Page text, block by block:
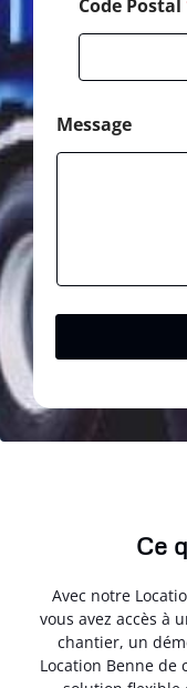
Code Postal
Message
Ce
Avec notre
vous avez accès à
chantier, un
Location Benne de